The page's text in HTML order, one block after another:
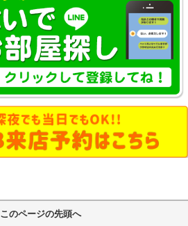
このページの先頭へ